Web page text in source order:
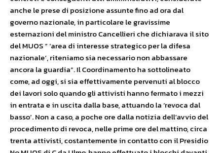
anche le prese di posizione assunte fino ad ora dal
governo nazionale, in particolare le gravissime
esternazioni del ministro Cancellieri che dichiarava il sito
del MUOS ” ‘area di interesse strategico per la difesa
nazionale’, riteniamo sia necessario non abbassare
ancora la guardia”. Il Coordinamento ha sottolineato
come, ad oggi, si sia effettivamente pervenuti al blocco
dei lavori solo quando gli attivisti hanno fermato i mezzi
in entrata e in uscita dalla base, attuando la ‘revoca dal
basso’. Non a caso, a poche ore dalla notizia dell’avvio del
procedimento di revoca, nelle prime ore del mattino, circa
trenta attivisti, costantemente in contatto con il Presidio